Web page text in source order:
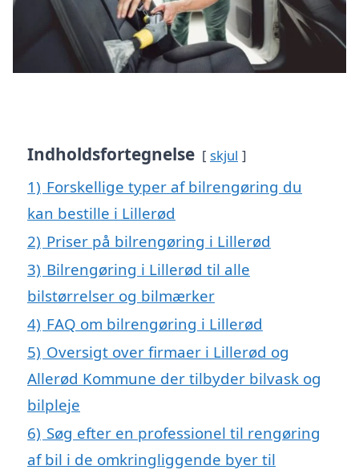
Indholdsfortegnelse skjul
1) Forskellige typer af bilrengøring du
kan bestille i Lillerød
2) Priser på bilrengøring i Lillerød
3) Bilrengøring i Lillerød til alle
bilstørrelser og bilmærker
4) FAQ om bilrengøring i Lillerød
5) Oversigt over firmaer i Lillerød og
Allerød Kommune der tilbyder bilvask og
bilpleje
6) Søg efter en professionel til rengøring
af bil i de omkringliggende byer til